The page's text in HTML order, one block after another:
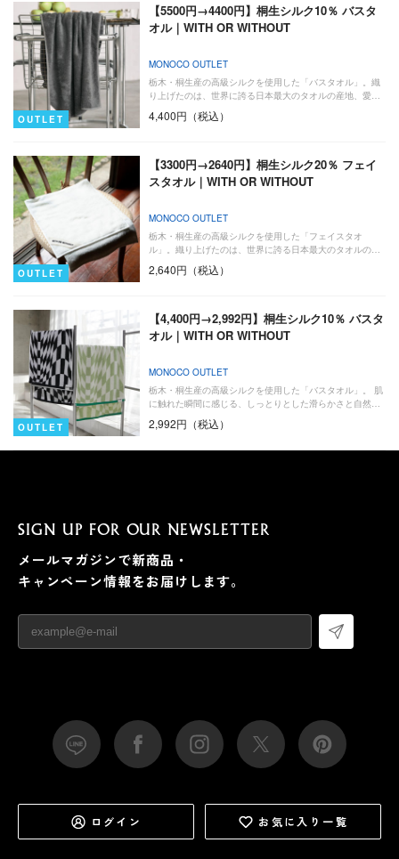
OUTLET
【5500円→4400円】桐生シルク10％ バスタ
オル｜WITH OR WITHOUT
MONOCO OUTLET
栃木・桐生産の高級シルクを使用した「バスタオル」。織
り上げたのは、世界に誇る日本最大のタオルの産地、愛…
4,400円（税込）
OUTLET
【3300円→2640円】桐生シルク20％ フェイ
スタオル｜WITH OR WITHOUT
MONOCO OUTLET
栃木・桐生産の高級シルクを使用した「フェイスタオ
ル」。織り上げたのは、世界に誇る日本最大のタオルの…
2,640円（税込）
OUTLET
【4,400円→2,992円】桐生シルク10％ バスタ
オル｜WITH OR WITHOUT
MONOCO OUTLET
栃木・桐生産の高級シルクを使用した「バスタオル」。 肌
に触れた瞬間に感じる、しっとりとした滑らかさと自然…
2,992円（税込）
SIGN UP FOR OUR NEWSLETTER
メールマガジンで新商品・
キャンペーン情報をお届けします。
ログイン お気に入り一覧